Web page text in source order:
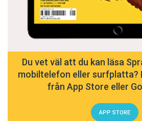
Du vet väl att du kan läsa
mobiltelefon eller surfplatta?
från App Store eller
APP STORE